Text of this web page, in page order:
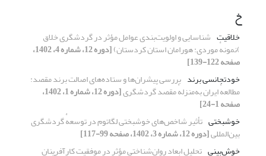
خ
خلاقیت شناسایی و اولویت‌بندی عوامل مؤثر در گردشگری خلاق
)نمونهٔ موردی: هورامان استان کردستان) [دوره 12، شماره 4، 1402،
صفحه 122-139]
خودتجانسی برند بررسی پیشران‌ها و ستاده‌های اصالت برند مقصد:
مطالعهٔ ایران به‌منزلهٔ مقصد گردشگری [دوره 12، شماره 1، 1402،
صفحه 1-24]
خوشبختی تأثیر شاخص‌های خوشبختی لگاتوم در توسعهٔ گردشگری
بین‌المللی[دوره 12، شماره 3، 1402، صفحه 99-117]
خوش‌بینی تحلیل ابعاد روان‌شناختی مؤثر در موفقیت کارآفرینان